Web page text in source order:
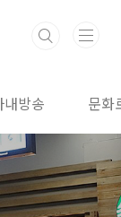
내방송 문화